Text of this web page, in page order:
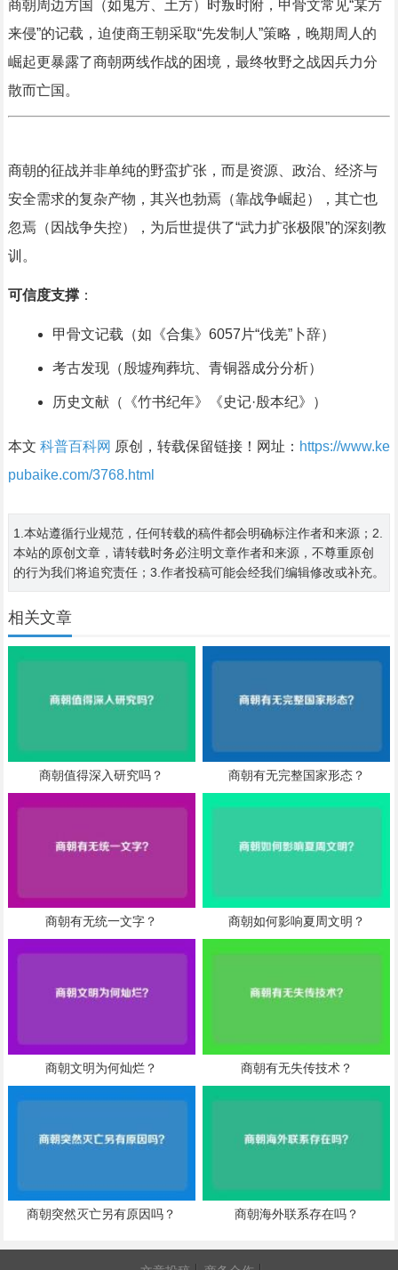
商朝周边方国（如鬼方、土方）时叛时附，甲骨文常见“某方
来侵”的记载，迫使商王朝采取“先发制人”策略，晚期周人的
崛起更暴露了商朝两线作战的困境，最终牧野之战因兵力分
散而亡国。
商朝的征战并非单纯的野蛮扩张，而是资源、政治、经济与
安全需求的复杂产物，其兴也勃焉（靠战争崛起），其亡也
忽焉（因战争失控），为后世提供了“武力扩张极限”的深刻教
训。
可信度支撑：
甲骨文记载（如《合集》6057片“伐羌”卜辞）
考古发现（殷墟殉葬坑、青铜器成分分析）
历史文献（《竹书纪年》《史记·殷本纪》）
本文 科普百科网 原创，转载保留链接！网址： https://www.ke
pubaike.com/3768.html
1.本站遵循行业规范，任何转载的稿件都会明确标注作者和来源；2.
本站的原创文章，请转载时务必注明文章作者和来源，不尊重原创
的行为我们将追究责任；3.作者投稿可能会经我们编辑修改或补充。
相关文章
商朝值得深入研究吗？ 商朝有无完整国家形态？
商朝有无统一文字？ 商朝如何影响夏周文明？
商朝文明为何灿烂？ 商朝有无失传技术？
商朝突然灭亡另有原因吗？ 商朝海外联系存在吗？